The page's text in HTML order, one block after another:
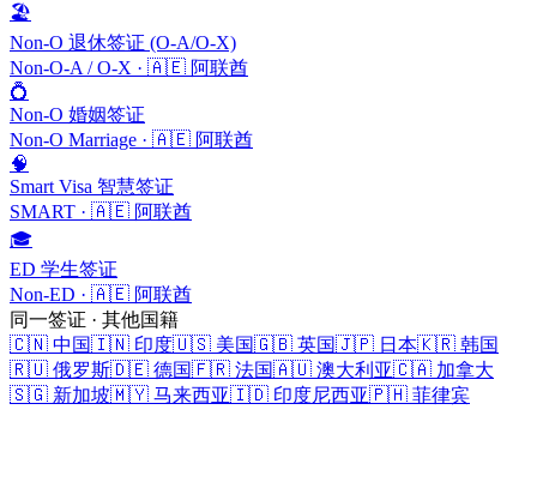
🏖️
Non-O 退休签证 (O-A/O-X)
Non-O-A / O-X · 🇦🇪 阿联酋
💍
Non-O 婚姻签证
Non-O Marriage · 🇦🇪 阿联酋
🧠
Smart Visa 智慧签证
SMART · 🇦🇪 阿联酋
🎓
ED 学生签证
Non-ED · 🇦🇪 阿联酋
同一签证 · 其他国籍
🇨🇳 中国🇮🇳 印度🇺🇸 美国🇬🇧 英国🇯🇵 日本🇰🇷 韩国
🇷🇺 俄罗斯🇩🇪 德国🇫🇷 法国🇦🇺 澳大利亚🇨🇦 加拿大
🇸🇬 新加坡🇲🇾 马来西亚🇮🇩 印度尼西亚🇵🇭 菲律宾